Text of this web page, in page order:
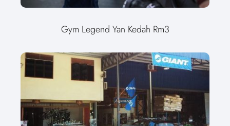
Gym Legend Yan Kedah Rm3